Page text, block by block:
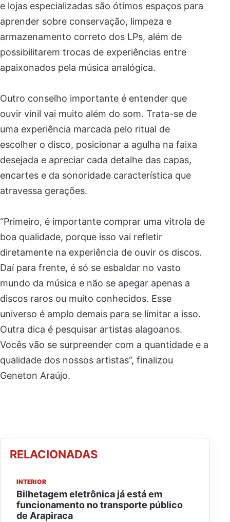
e lojas especializadas são ótimos espaços para
aprender sobre conservação, limpeza e
armazenamento correto dos LPs, além de
possibilitarem trocas de experiências entre
apaixonados pela música analógica.
Outro conselho importante é entender que
ouvir vinil vai muito além do som. Trata-se de
uma experiência marcada pelo ritual de
escolher o disco, posicionar a agulha na faixa
desejada e apreciar cada detalhe das capas,
encartes e da sonoridade característica que
atravessa gerações.
“Primeiro, é importante comprar uma vitrola de
boa qualidade, porque isso vai refletir
diretamente na experiência de ouvir os discos.
Daí para frente, é só se esbaldar no vasto
mundo da música e não se apegar apenas a
discos raros ou muito conhecidos. Esse
universo é amplo demais para se limitar a isso.
Outra dica é pesquisar artistas alagoanos.
Vocês vão se surpreender com a quantidade e a
qualidade dos nossos artistas”, finalizou
Geneton Araújo.
RELACIONADAS
INTERIOR
Bilhetagem eletrônica já está em
funcionamento no transporte público
de Arapiraca